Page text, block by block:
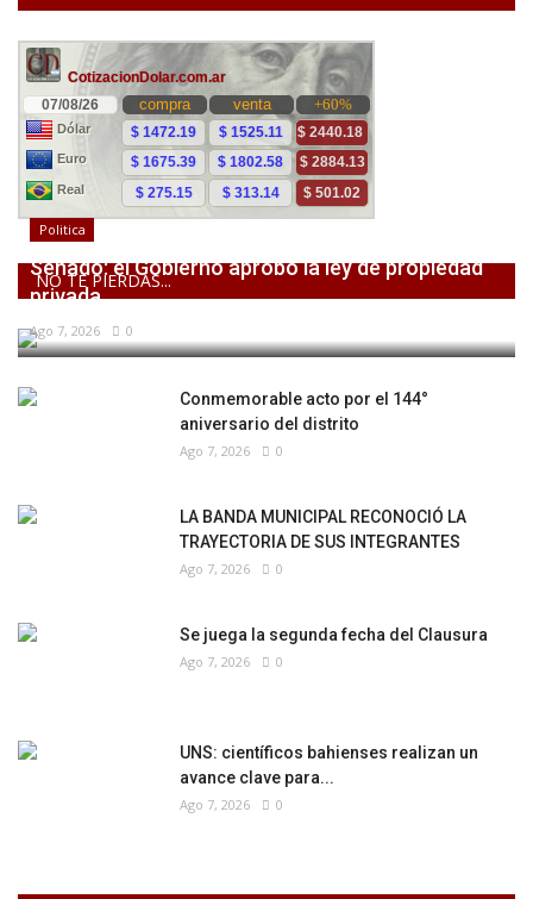
NO TE PIERDAS...
Politica
Senado: el Gobierno aprobó la ley de propiedad
privada,...
Ago 7, 2026 0
Conmemorable acto por el 144°
aniversario del distrito
Ago 7, 2026 0
LA BANDA MUNICIPAL RECONOCIÓ LA
TRAYECTORIA DE SUS INTEGRANTES
Ago 7, 2026 0
Se juega la segunda fecha del Clausura
Ago 7, 2026 0
UNS: científicos bahienses realizan un
avance clave para...
Ago 7, 2026 0